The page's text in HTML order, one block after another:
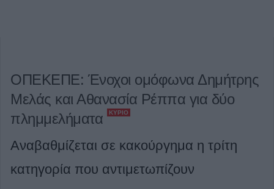
ΟΠΕΚΕΠΕ: Ένοχοι ομόφωνα Δημήτρης
Μελάς και Αθανασία Ρέππα για δύο
πλημμελήματα
ΚΎΡΙΟ
Αναβαθμίζεται σε κακούργημα η τρίτη
κατηγορία που αντιμετωπίζουν